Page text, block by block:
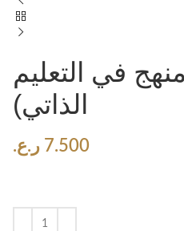
في التعليم
الذاتي)
7.500 ر.ع.